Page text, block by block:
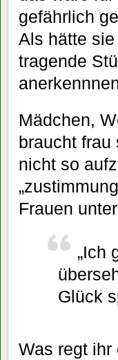
gefährlich
Als hätte
tragende
Mädchen,
braucht
nicht so
Frauen
„Ich
Glück
Was regt